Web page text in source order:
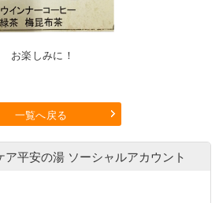
お楽しみに！
一覧へ戻る
ア平安の湯 ソーシャルアカウント